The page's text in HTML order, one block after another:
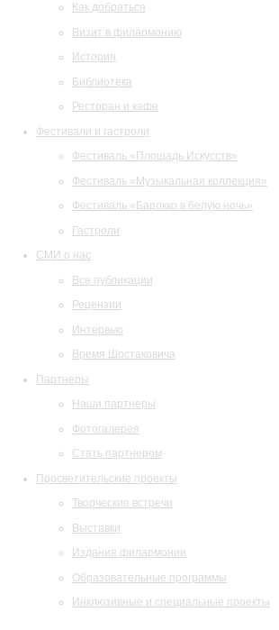
Как добраться
Визит в филармонию
История
Библиотека
Ресторан и кафе
Фестивали и гастроли
Фестиваль «Площадь Искусств»
Фестиваль «Музыкальная коллекция»
Фестиваль «Барокко в белую ночь»
Гастроли
СМИ о нас
Все публикации
Рецензии
Интервью
Время Шостаковича
Партнеры
Наши партнеры
Фотогалерея
Стать партнером
Просветительские проекты
Творческие встречи
Выставки
Издания филармонии
Образовательные программы
Инклюзивные и специальные проекты